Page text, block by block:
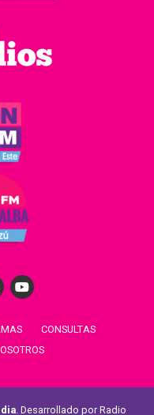
CONSULTAS
. Desarrollado por Radio